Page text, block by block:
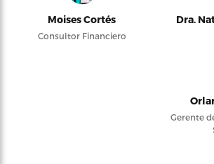
Moises Cortés
Consultor Financiero
Dra.
Gerente